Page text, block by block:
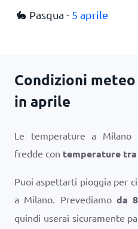
🐇 Pasqua - 5 aprile
Condizioni
in aprile
Le temperature a Milano
fredde con temperature tra
Puoi aspettarti pioggia per
a Milano. Prevediamo da
quindi userai sicuramente